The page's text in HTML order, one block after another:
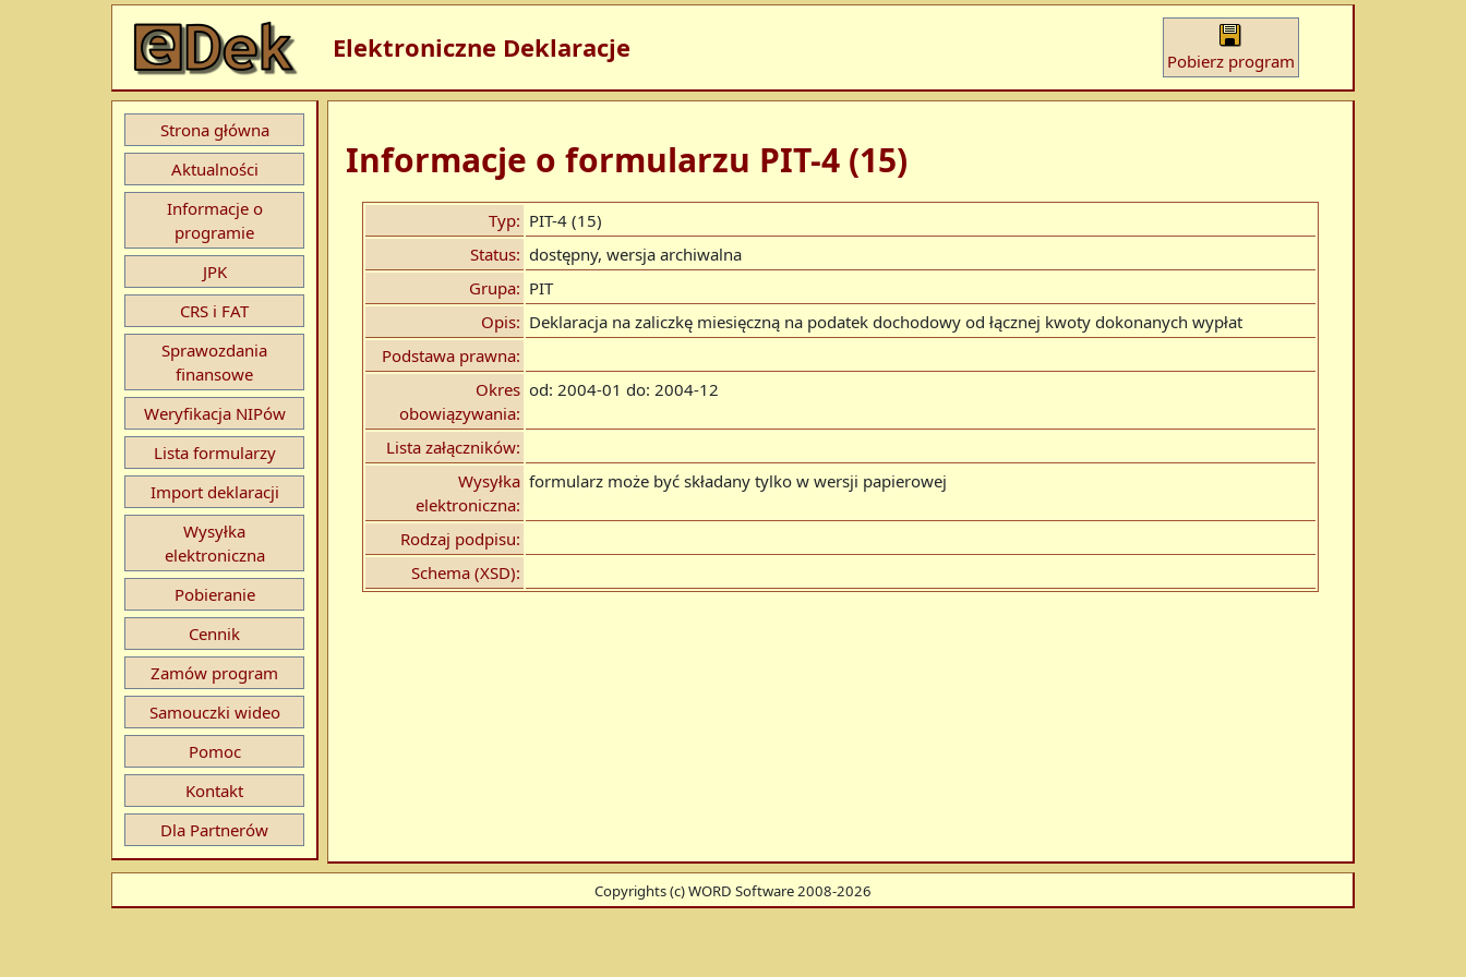
Elektroniczne Deklaracje Pobierz program
Strona główna
Aktualności
Informacje o
programie
JPK
CRS i FAT
Sprawozdania
finansowe
Weryfikacja NIPów
Lista formularzy
Import deklaracji
Wysyłka
elektroniczna
Pobieranie
Cennik
Zamów program
Samouczki wideo
Pomoc
Kontakt
Dla Partnerów
Informacje o formularzu PIT-4 (15)
Typ: PIT-4 (15)
Status: dostępny, wersja archiwalna
Grupa: PIT
Opis: Deklaracja na zaliczkę miesięczną na podatek dochodowy od łącznej kwoty dokonanych wypłat
Podstawa prawna:
Okres
obowiązywania:
od: 2004-01 do: 2004-12
Lista załączników:
Wysyłka
elektroniczna:
formularz może być składany tylko w wersji papierowej
Rodzaj podpisu:
Schema (XSD):
Copyrights (c) WORD Software 2008-2026